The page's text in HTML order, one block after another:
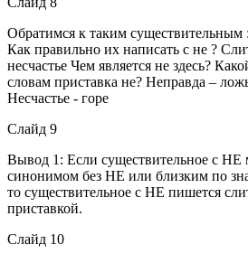
Обратимся к таким существительным
Как правильно их написать с не ?
несчастье Чем является не здесь?
словам приставка не? Неправда –
Несчастье - горе
Слайд 9
Вывод 1: Если существительное с НЕ
синонимом без НЕ или близким по
то существительное с НЕ пишется
приставкой.
Слайд 10